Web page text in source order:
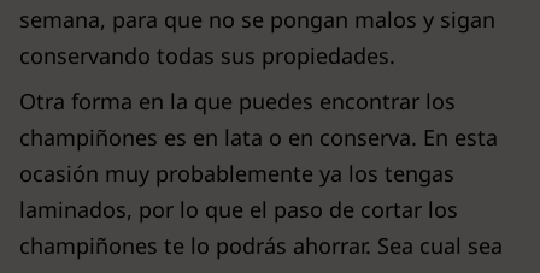
semana, para que no se pongan malos y sigan
conservando todas sus propiedades.
Otra forma en la que puedes encontrar los
champiñones es en lata o en conserva. En esta
ocasión muy probablemente ya los tengas
laminados, por lo que el paso de cortar los
champiñones te lo podrás ahorrar. Sea cual sea